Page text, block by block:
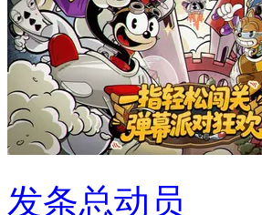
发条总动员